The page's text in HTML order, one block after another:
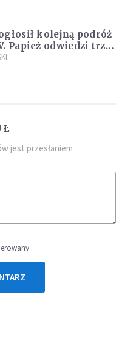
kolejną podróż
Papież odwiedzi trzy
Południowej
jest przesłaniem